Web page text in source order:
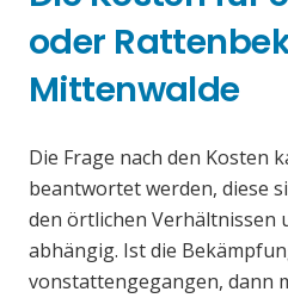
oder
Mittenwalde
Die Frage nach den Kosten
beantwortet werden, diese
den örtlichen Verhältnissen
abhängig. Ist die
vonstattengegangen, dann